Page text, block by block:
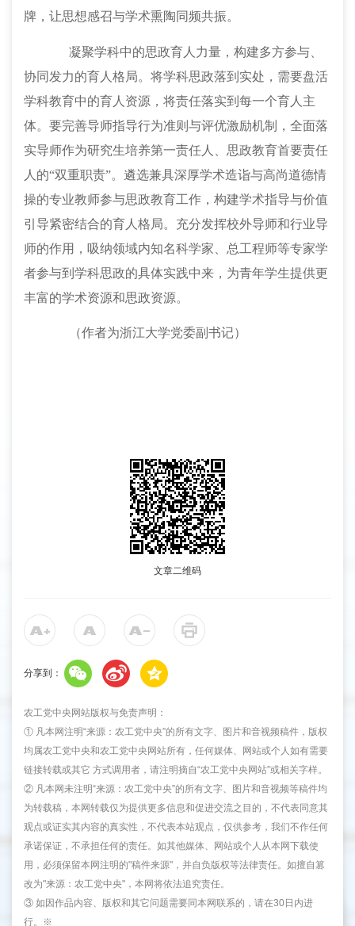
牌，让思想感召与学术熏陶同频共振。
凝聚学科中的思政育人力量，构建多方参与、
协同发力的育人格局。将学科思政落到实处，需要盘活
学科教育中的育人资源，将责任落实到每一个育人主
体。要完善导师指导行为准则与评优激励机制，全面落
实导师作为研究生培养第一责任人、思政教育首要责任
人的“双重职责”。遴选兼具深厚学术造诣与高尚道德情
操的专业教师参与思政教育工作，构建学术指导与价值
引导紧密结合的育人格局。充分发挥校外导师和行业导
师的作用，吸纳领域内知名科学家、总工程师等专家学
者参与到学科思政的具体实践中来，为青年学生提供更
丰富的学术资源和思政资源。
（作者为浙江大学党委副书记）
文章二维码
分享到：
农工党中央网站版权与免责声明：
① 凡本网注明“来源：农工党中央”的所有文字、图片和音视频稿件，版权
均属农工党中央和农工党中央网站所有，任何媒体、网站或个人如有需要
链接转载或其它 方式调用者，请注明摘自“农工党中央网站”或相关字样。
② 凡本网未注明“来源：农工党中央”的所有文字、图片和音视频等稿件均
为转载稿，本网转载仅为提供更多信息和促进交流之目的，不代表同意其
观点或证实其内容的真实性，不代表本站观点，仅供参考，我们不作任何
承诺保证，不承担任何的责任。如其他媒体、网站或个人从本网下载使
用，必须保留本网注明的"稿件来源"，并自负版权等法律责任。如擅自篡
改为"来源：农工党中央"，本网将依法追究责任。
③ 如因作品内容、版权和其它问题需要同本网联系的，请在30日内进
行。※